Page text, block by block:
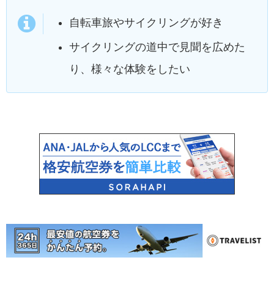
自転車旅やサイクリングが好き
サイクリングの道中で見聞を広めた
り、様々な体験をしたい